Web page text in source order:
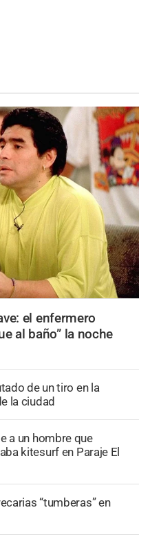
el enfermero
al baño” la noche
de un tiro en la
la ciudad
a un hombre que
kitesurf en Paraje El
“tumberas” en